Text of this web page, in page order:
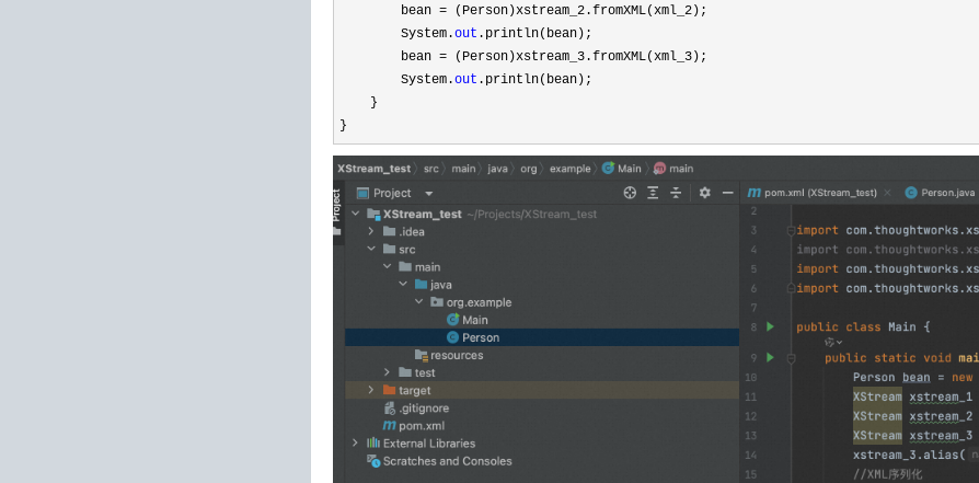
        bean
= (Person)xstream_2.fromXML(xml_2);
        System.
out .println(bean);
        bean
= (Person)xstream_3.fromXML(xml_3);
        System.
out .println(bean);
    }
}